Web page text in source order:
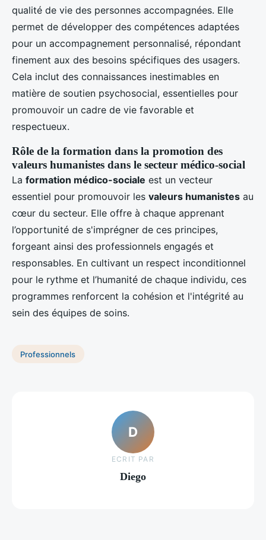
qualité de vie des personnes accompagnées. Elle
permet de développer des compétences adaptées
pour un accompagnement personnalisé, répondant
finement aux des besoins spécifiques des usagers.
Cela inclut des connaissances inestimables en
matière de soutien psychosocial, essentielles pour
promouvoir un cadre de vie favorable et
respectueux.
Rôle de la formation dans la promotion des
valeurs humanistes dans le secteur médico-social
La formation médico-sociale est un vecteur
essentiel pour promouvoir les valeurs humanistes au
cœur du secteur. Elle offre à chaque apprenant
l’opportunité de s'imprégner de ces principes,
forgeant ainsi des professionnels engagés et
responsables. En cultivant un respect inconditionnel
pour le rythme et l’humanité de chaque individu, ces
programmes renforcent la cohésion et l'intégrité au
sein des équipes de soins.
Professionnels
D
ECRIT PAR
Diego